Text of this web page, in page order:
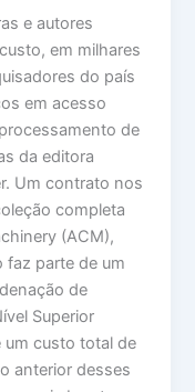
e autores
em milhares
do país
em acesso
de
da editora
Um contrato nos
completa
(ACM),
faz parte de um
de
Superior
um custo total de
anterior desses